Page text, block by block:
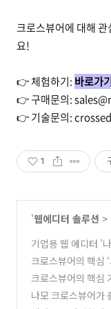
크로스뷰어에 대해
요!
👉 체험하기: 바로가
👉 구매문의:
👉 기술문의:
1
'웹에디터 솔루션 >
기업용 웹 에디터 '
고도화되었습니다!
크로스뷰어의 핵심
크로스뷰어의 핵심
나모 크로스뷰어가